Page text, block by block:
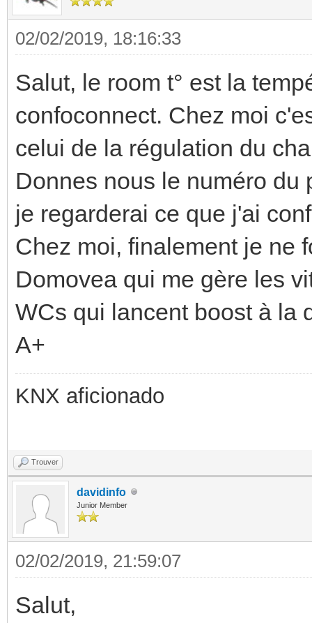
02/02/2019, 18:16:33
Salut, le room t° est la
confoconnect. Chez moi
celui de la régulation du
Donnes nous le numéro du
je regarderai ce que j'ai
Chez moi, finalement je ne
Domovea qui me gère les
WCs qui lancent boost à la
A+
KNX aficionado
Trouver
davidinfo
Junior Member
02/02/2019, 21:59:07
Salut,